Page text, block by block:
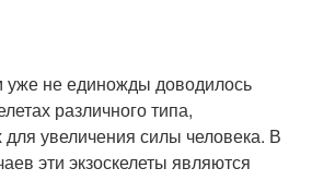
не единожды доводилось
различного типа,
увеличения силы человека. В
эти экзоскелеты являются